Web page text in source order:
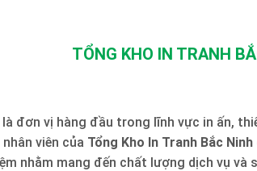
TỔNG KHO IN TRANH
đơn vị hàng đầu trong lĩnh vực in ấn,
viên của Tổng Kho In Tranh Bắc Ninh
nhằm mang đến chất lượng dịch vụ và